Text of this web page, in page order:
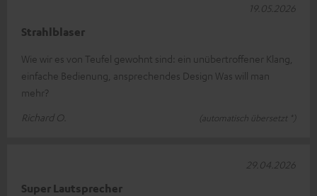
Strahlblaser
Wie wir es von Teufel gewohnt sind: ein unübertroffener Klang,
einfache Bedienung, ansprechendes Design Was will man
mehr?
Richard O.
(automatisch übersetzt *)
19.05.2026
Super Lautsprecher
29.04.2026